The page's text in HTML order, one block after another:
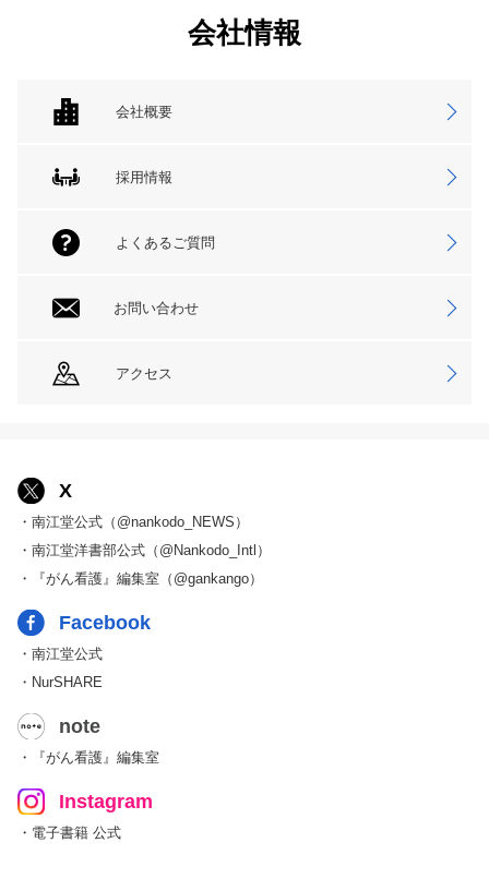
会社情報
会社概要
採用情報
よくあるご質問
お問い合わせ
アクセス
X
・南江堂公式（@nankodo_NEWS）
・南江堂洋書部公式（@Nankodo_Intl）
・『がん看護』編集室（@gankango）
Facebook
・南江堂公式
・NurSHARE
note
・『がん看護』編集室
Instagram
・電子書籍 公式